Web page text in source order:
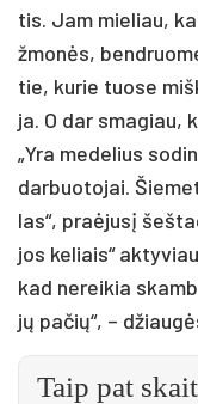
tis. Jam mie­liau,
žmonės,
tie, ku­rie tuo­se
ja. O dar sma­giau,
„Yra me­de­lius
dar­buo­to­jai.
las“, pra­ėjusį
jos ke­liais“
kad ne­rei­kia
jų pa­čių“, –
Taip pat